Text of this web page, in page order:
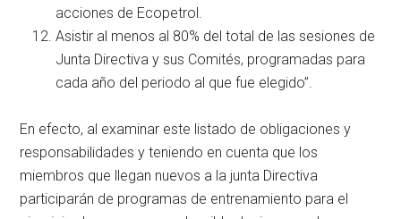
acciones de Ecopetrol.
Asistir al menos al 80% del total de las sesiones de
Junta Directiva y sus Comités, programadas para
cada año del periodo al que fue elegido”.
En efecto, al examinar este listado de obligaciones y
responsabilidades y teniendo en cuenta que los
miembros que llegan nuevos a la junta Directiva
participarán de programas de entrenamiento para el